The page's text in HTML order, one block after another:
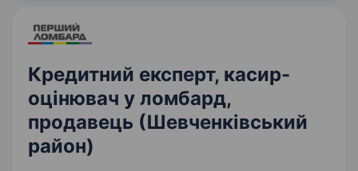
Кредитний експерт, касир-
оцінювач у ломбард,
продавець (Шевченківський
район)